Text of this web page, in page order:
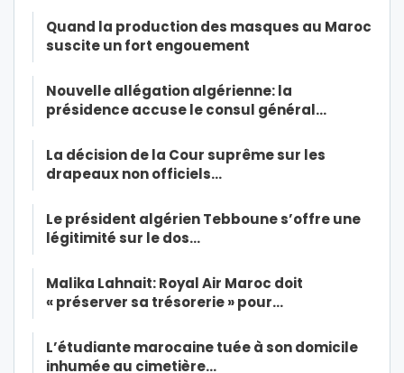
Quand la production des masques au Maroc
suscite un fort engouement
Nouvelle allégation algérienne: la
présidence accuse le consul général…
La décision de la Cour suprême sur les
drapeaux non officiels…
Le président algérien Tebboune s’offre une
légitimité sur le dos…
Malika Lahnait: Royal Air Maroc doit
« préserver sa trésorerie » pour…
L’étudiante marocaine tuée à son domicile
inhumée au cimetière…